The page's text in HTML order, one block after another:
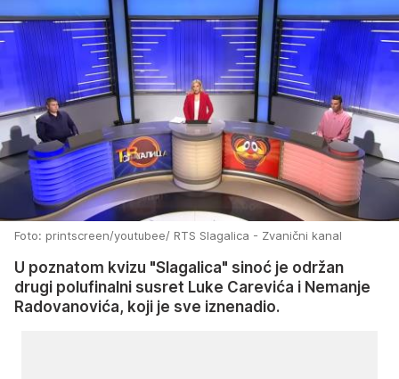
Foto: printscreen/youtubee/ RTS Slagalica - Zvanični kanal
U poznatom kvizu "Slagalica" sinoć je održan
drugi polufinalni susret Luke Carevića i Nemanje
Radovanovića, koji je sve iznenadio.